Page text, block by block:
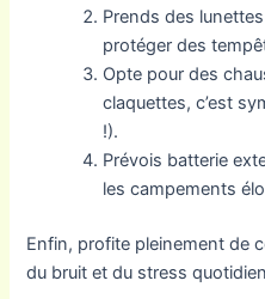
Prends des
protéger des
Opte pour des
claquettes, c’est
!).
Prévois batterie
les campements
Enfin, profite pleinement de
du bruit et du stress